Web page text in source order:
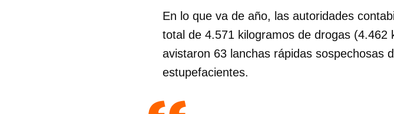
En lo que va de año, las autoridades
total de 4.571 kilogramos de drogas
avistaron 63 lanchas rápidas sospechosas
estupefacientes.